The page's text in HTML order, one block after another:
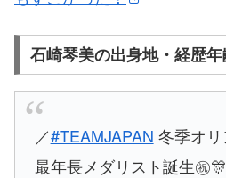
石崎琴美の出身地・経歴
／#TEAMJAPAN 冬季オ
最年長メダリスト誕生㊗️🎊